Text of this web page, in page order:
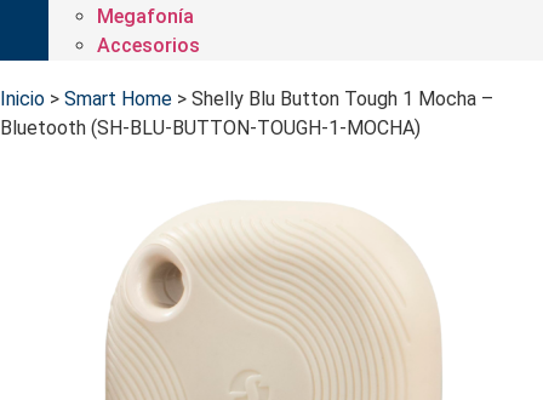
Megafonía
Accesorios
Inicio > Smart Home > Shelly Blu Button Tough 1 Mocha –
Bluetooth (SH-BLU-BUTTON-TOUGH-1-MOCHA)